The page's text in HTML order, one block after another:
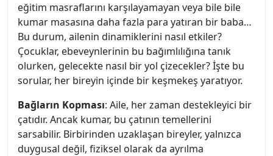
eğitim masraflarını karşılayamayan veya bile bile
kumar masasına daha fazla para yatıran bir baba…
Bu durum, ailenin dinamiklerini nasıl etkiler?
Çocuklar, ebeveynlerinin bu bağımlılığına tanık
olurken, gelecekte nasıl bir yol çizecekler? İşte bu
sorular, her bireyin içinde bir keşmekeş yaratıyor.
Bağların Kopması: Aile, her zaman destekleyici bir
çatıdır. Ancak kumar, bu çatının temellerini
sarsabilir. Birbirinden uzaklaşan bireyler, yalnızca
duygusal değil, fiziksel olarak da ayrılma